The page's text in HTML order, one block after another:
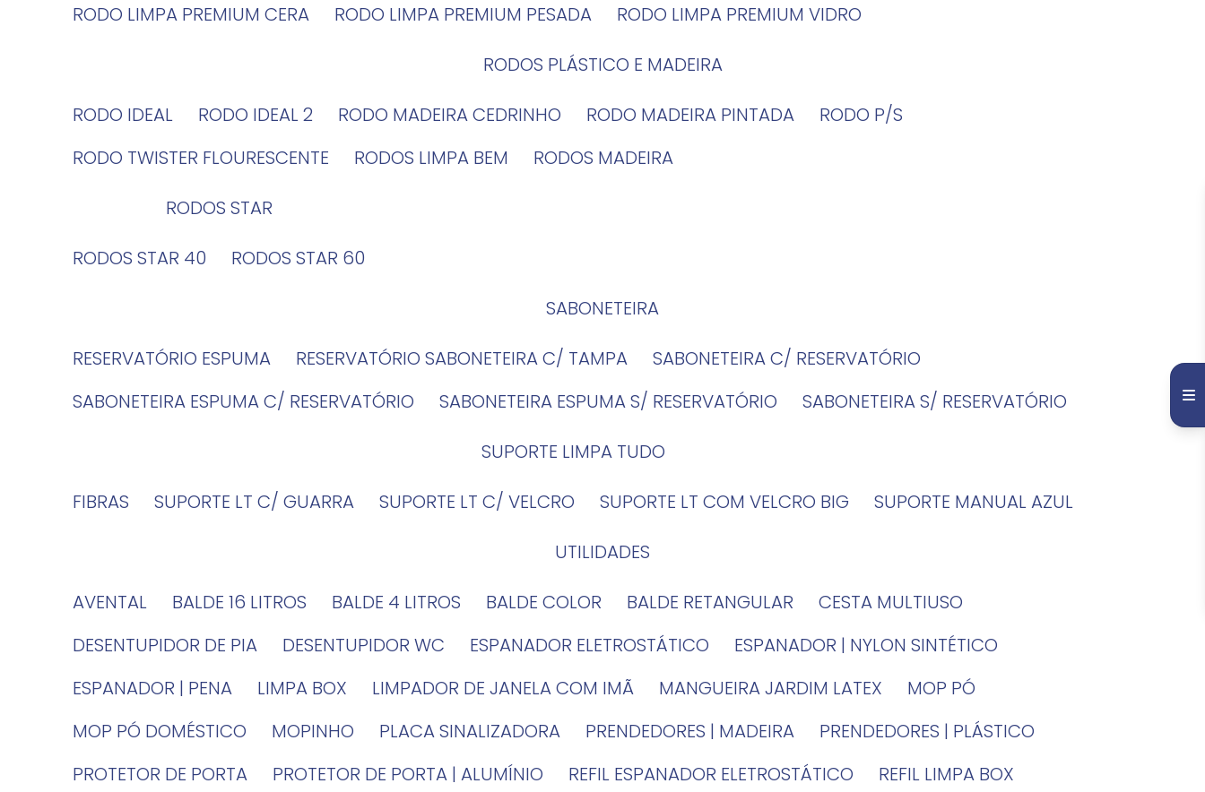
RODO LIMPA PREMIUM CERA
RODO LIMPA PREMIUM PESADA
RODO LIMPA PREMIUM VIDRO
RODOS PLÁSTICO E MADEIRA
RODO IDEAL
RODO IDEAL 2 RODO MADEIRA CEDRINHO RODO MADEIRA PINTADA
RODO P/S
RODO TWISTER FLOURESCENTE
RODOS LIMPA BEM
RODOS MADEIRA
RODOS STAR
RODOS STAR 40
RODOS STAR 60
SABONETEIRA
RESERVATÓRIO ESPUMA
RESERVATÓRIO SABONETEIRA C/ TAMPA
SABONETEIRA C/ RESERVATÓRIO
SABONETEIRA ESPUMA C/ RESERVATÓRIO
SABONETEIRA ESPUMA S/ RESERVATÓRIO
SABONETEIRA S/ RESERVATÓRIO
SUPORTE LIMPA TUDO
FIBRAS
SUPORTE LT C/ GUARRA SUPORTE LT C/ VELCRO SUPORTE LT COM VELCRO BIG
SUPORTE MANUAL AZUL
UTILIDADES
AVENTAL
BALDE 16 LITROS BALDE 4 LITROS BALDE COLOR BALDE RETANGULAR
CESTA MULTIUSO
DESENTUPIDOR DE PIA
DESENTUPIDOR WC ESPANADOR ELETROSTÁTICO
ESPANADOR | NYLON SINTÉTICO
ESPANADOR | PENA
LIMPA BOX LIMPADOR DE JANELA COM IMÃ MANGUEIRA JARDIM LATEX
MOP PÓ
MOP PÓ DOMÉSTICO
MOPINHO PLACA SINALIZADORA PRENDEDORES | MADEIRA
PRENDEDORES | PLÁSTICO
PROTETOR DE PORTA
PROTETOR DE PORTA | ALUMÍNIO REFIL ESPANADOR ELETROSTÁTICO
REFIL LIMPA BOX